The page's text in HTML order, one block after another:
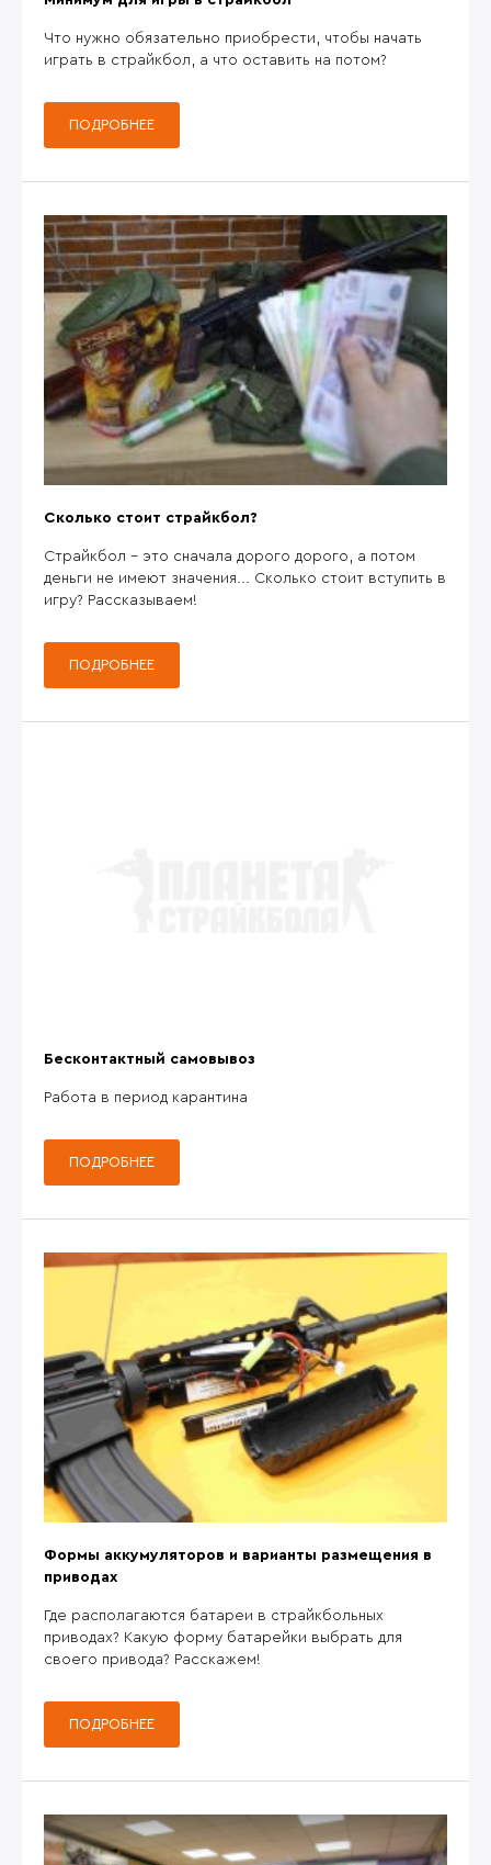
Что нужно обязательно приобрести, чтобы начать
играть в страйкбол, а что оставить на потом?
ПОДРОБНЕЕ
Сколько стоит страйкбол?
Страйкбол - это сначала дорого дорого, а потом
деньги не имеют значения... Сколько стоит вступить в
игру? Рассказываем!
ПОДРОБНЕЕ
Бесконтактный самовывоз
Работа в период карантина
ПОДРОБНЕЕ
Формы аккумуляторов и варианты размещения в
приводах
Где располагаются батареи в страйкбольных
приводах? Какую форму батарейки выбрать для
своего привода? Расскажем!
ПОДРОБНЕЕ